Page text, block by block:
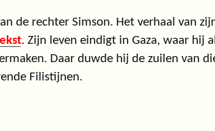
de rechter Simson. Het verhaal van
. Zijn leven eindigt in Gaza, waar hij
Daar duwde hij de zuilen
Filistijnen.